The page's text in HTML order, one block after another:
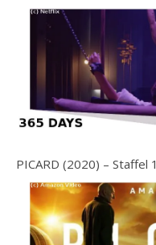
PICARD (2020) – Staffel 1